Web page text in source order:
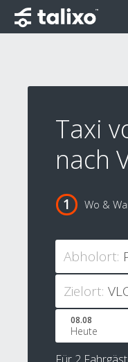
Taxi
nach
Wo &
Abholort:
Zielort:
08.08
Heute